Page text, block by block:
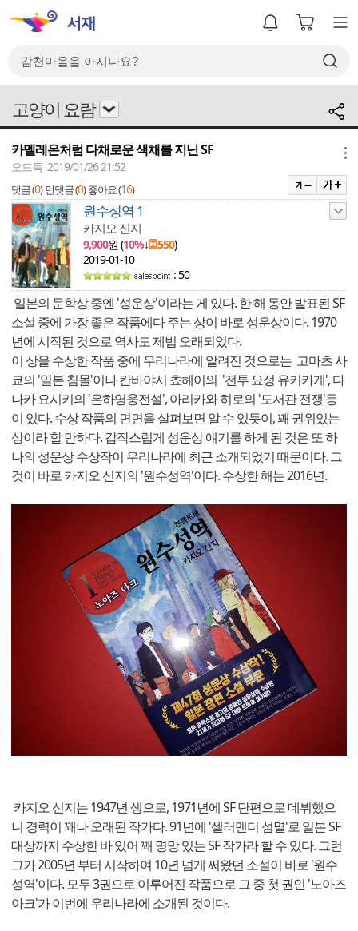
고양이 요람
카멜레온처럼 다채로운 색채를 지닌 SF
오드득 2019/01/26 21:52
댓글 (0) 먼댓글 (0) 좋아요 (16)
원수성역 1
카지오 신지
9,900원 (10%↓ 550)
2019-01-10
: 50
일본의 문학상 중엔 '성운상'이라는 게 있다. 한 해 동안 발표된 SF
소설 중에 가장 좋은 작품에다 주는 상이 바로 성운상이다. 1970
년에 시작된 것으로 역사도 제법 오래되었다.
이 상을 수상한 작품 중에 우리나라에 알려진 것으로는 고마츠 사
쿄의 '일본 침몰'이나 칸바야시 쵸헤이의 '전투 요정 유키카게', 다
나카 요시키의 '은하영웅전설', 아리카와 히로의 '도서관 전쟁'등
이 있다. 수상 작품의 면면을 살펴보면 알 수 있듯이, 꽤 권위있는
상이라 할 만하다. 갑작스럽게 성운상 얘기를 하게 된 것은 또 하
나의 성운상 수상작이 우리나라에 최근 소개되었기 때문이다. 그
것이 바로 카지오 신지의 '원수성역'이다. 수상한 해는 2016년.
카지오 신지는 1947년 생으로, 1971년에 SF 단편으로 데뷔했으
니 경력이 꽤나 오래된 작가다. 91년에 '셀러맨더 섬멸'로 일본 SF
대상까지 수상한 바 있어 꽤 명망 있는 SF 작가라 할 수 있다. 그런
그가 2005년 부터 시작하여 10년 넘게 써왔던 소설이 바로 '원수
성역'이다. 모두 3권으로 이루어진 작품으로 그 중 첫 권인 '노아즈
아크'가 이번에 우리나라에 소개된 것이다.